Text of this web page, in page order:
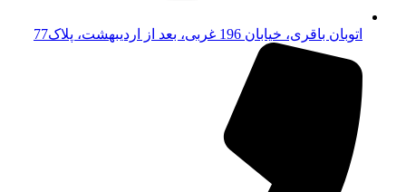
اتوبان باقری، خیابان 196 غربی، بعد از اردیبهشت، پلاک77